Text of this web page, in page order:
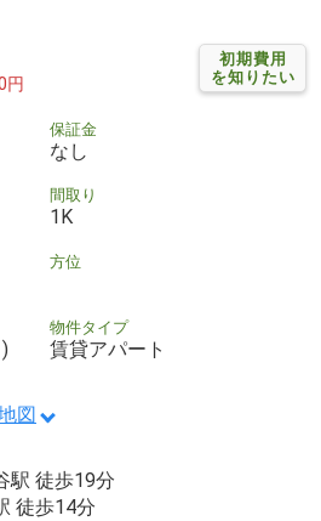
初期費用
を知りたい
円
保証金
なし
間取り
1K
方位
物件タイプ
賃貸アパート
図
駅 徒歩19分
徒歩14分